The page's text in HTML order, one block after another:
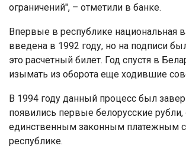
ограничений", – отметили в банке.
Впервые в республике национальная
введена в 1992 году, но на подписи
это расчетный билет. Год спустя в
изымать из оборота еще ходившие
В 1994 году данный процесс был
появились первые белорусские
единственным законным платежным
республике.